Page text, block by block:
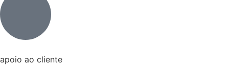
apoio ao cliente